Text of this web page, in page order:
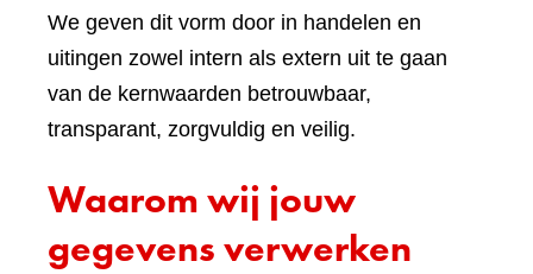
We geven dit vorm door in handelen en
uitingen zowel intern als extern uit te gaan
van de kernwaarden betrouwbaar,
transparant, zorgvuldig en veilig.
Waarom wij jouw
gegevens verwerken